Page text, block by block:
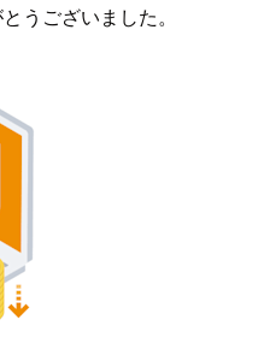
うございました。